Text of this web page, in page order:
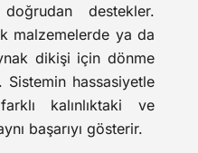
destekler.
malzemelerde ya da
dikişi için dönme
hassasiyetle
kalınlıktaki ve
başarıyı gösterir.